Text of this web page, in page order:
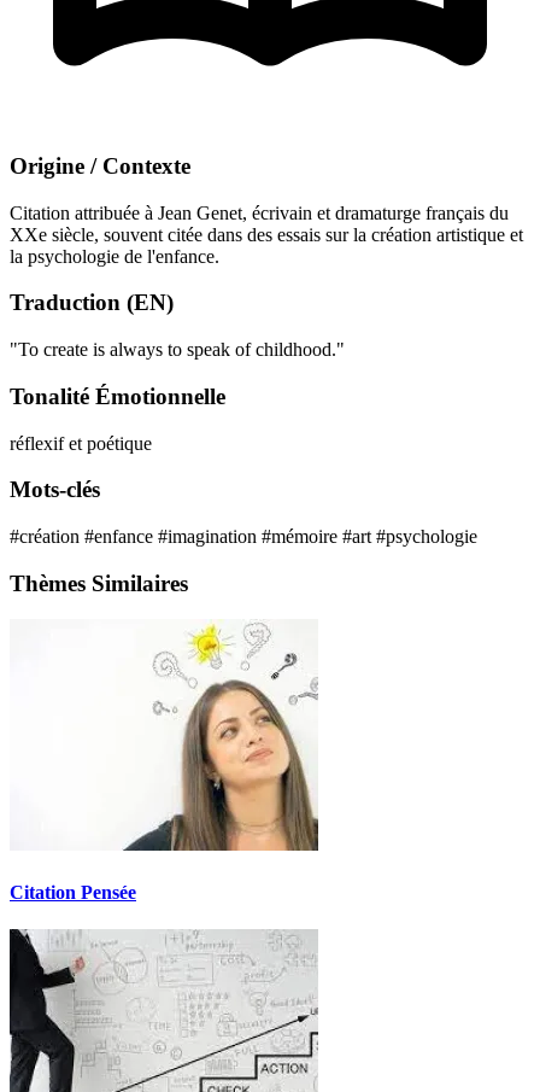
Origine / Contexte
Citation attribuée à Jean Genet, écrivain et dramaturge français du
XXe siècle, souvent citée dans des essais sur la création artistique et
la psychologie de l'enfance.
Traduction (EN)
"To create is always to speak of childhood."
Tonalité Émotionnelle
réflexif et poétique
Mots-clés
#création #enfance #imagination #mémoire #art #psychologie
Thèmes Similaires
Citation Pensée